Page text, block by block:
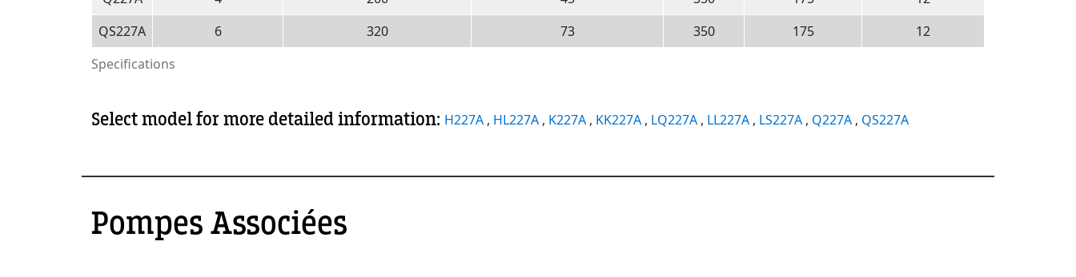
Specifications
QS227A
6 320 73 350 175 12
Select model for more detailed information: H227A , HL227A , K227A , KK227A , LQ227A , LL227A , LS227A , Q227A , QS227A
Pompes Associées